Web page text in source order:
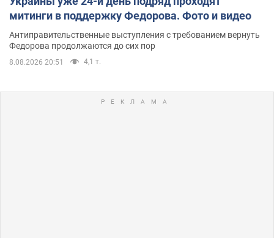
митинги в поддержку Федорова. Фото и видео
Антиправительственные выступления с требованием вернуть
Федорова продолжаются до сих пор
8.08.2026 20:51 4,1 т.